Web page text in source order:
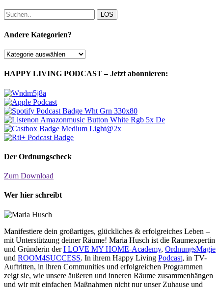
LOS
Andere Kategorien?
Andere
HAPPY LIVING PODCAST – Jetzt abonnieren:
Der Ordnungscheck
Zum Download
Wer hier schreibt
Manifestiere dein großartiges, glückliches & erfolgreiches Leben –
mit Unterstützung deiner Räume! Maria Husch ist die Raumexpertin
und Gründerin derI LOVE MY HOME-Academy, OrdnungsMagie
und ROOM4SUCCESS. In ihrem Happy Living Podcast, in TV-
Auftritten, in ihren Communities und erfolgreichen Programmen
zeigt sie, wie unsere äußeren und inneren Räume zusammenhängen
und wir mit einfachen Maßnahmen nicht nur unser Zuhause und